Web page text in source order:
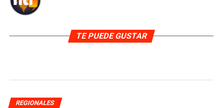
TE PUEDE GUSTAR
REGIONALES